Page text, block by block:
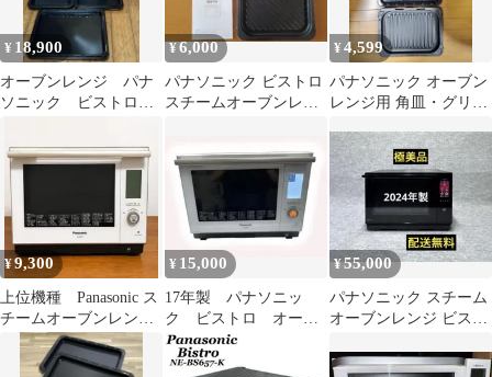
¥ 18,900
オーブンレンジ パナ
ソニック ビストロ
無料
¥6,000
パナソニック ビストロ
スチームオーブンレン
¥4,599
パナソニック オーブン
レンジ用 角皿・グリル
¥9,300
上位機種 Panasonic ス
チームオーブンレンジ
ビストロ NE-BS904
¥ 15,000
17年製 パナソニッ
ク ビストロ オーブ
ンレンジ NE-BS904
電子レンジ
¥55,000
パナソニック スチーム
オーブンレンジ ビスト